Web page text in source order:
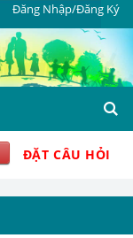
Đăng Nhập/Đăng Ký
ĐẶT CÂU HỎI